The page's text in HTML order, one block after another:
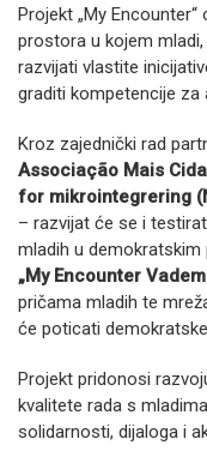
Projekt „My
prostora u kojem
razvijati vlastite
graditi kompetencije za
Kroz zajednički rad
Associação Mais
for mikrointegrering
– razvijat će se i
mladih u
„My Encounter
pričama mladih te
će poticati
Projekt pridonosi
kvalitete rada s
solidarnosti, dijaloga i